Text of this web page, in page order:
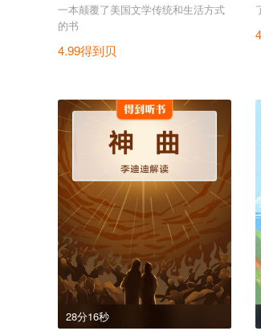
一本颠覆了美国文学传统和生活方式
的书
4.99得到贝
28分16秒